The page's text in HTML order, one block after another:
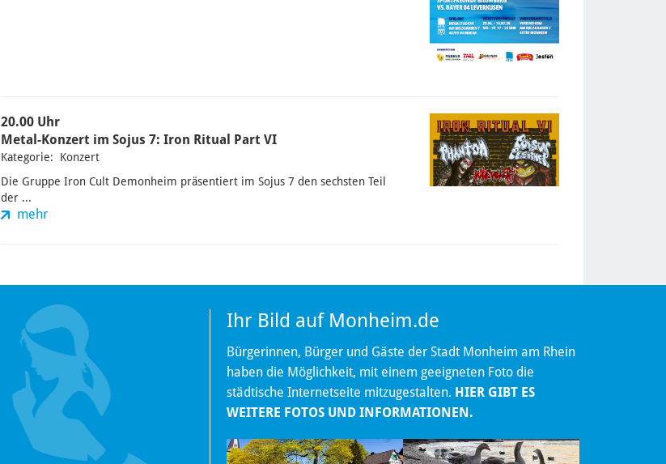
20.00 Uhr
Metal-Konzert im Sojus 7: Iron Ritual Part VI
Kategorie: Konzert
Die Gruppe Iron Cult Demonheim präsentiert im Sojus 7 den sechsten Teil
der ...
mehr
Ihr Bild auf Monheim.de
Bürgerinnen, Bürger und Gäste der Stadt Monheim am Rhein
haben die Möglichkeit, mit einem geeigneten Foto die
städtische Internetseite mitzugestalten. HIER GIBT ES
WEITERE FOTOS UND INFORMATIONEN.